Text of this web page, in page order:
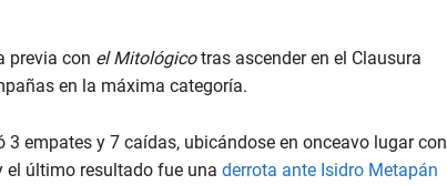
previa con el Mitológicotras ascender en el Clausura
en la máxima categoría.
empates y 7 caídas, ubicándose en onceavo lugar con
el último resultado fue una derrota ante Isidro Metapán